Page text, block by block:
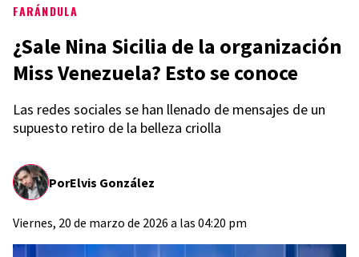
FARÁNDULA
¿Sale Nina Sicilia de la organización
Miss Venezuela? Esto se conoce
Las redes sociales se han llenado de mensajes de un
supuesto retiro de la belleza criolla
PorElvis González
Viernes, 20 de marzo de 2026 a las 04:20 pm